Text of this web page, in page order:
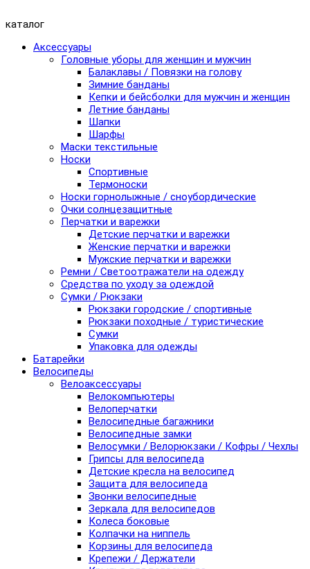
каталог
Аксессуары
Головные уборы для женщин и мужчин
Балаклавы / Повязки на голову
Зимние банданы
Кепки и бейсболки для мужчин и женщин
Летние банданы
Шапки
Шарфы
Маски текстильные
Носки
Спортивные
Термоноски
Носки горнолыжные / сноубордические
Очки солнцезащитные
Перчатки и варежки
Детские перчатки и варежки
Женские перчатки и варежки
Мужские перчатки и варежки
Ремни / Светоотражатели на одежду
Средства по уходу за одеждой
Сумки / Рюкзаки
Рюкзаки городские / спортивные
Рюкзаки походные / туристические
Сумки
Упаковка для одежды
Батарейки
Велосипеды
Велоаксессуары
Велокомпьютеры
Велоперчатки
Велосипедные багажники
Велосипедные замки
Велосумки / Велорюкзаки / Кофры / Чехлы
Грипсы для велосипеда
Детские кресла на велосипед
Защита для велосипеда
Звонки велосипедные
Зеркала для велосипедов
Колеса боковые
Колпачки на ниппель
Корзины для велосипеда
Крепежи / Держатели